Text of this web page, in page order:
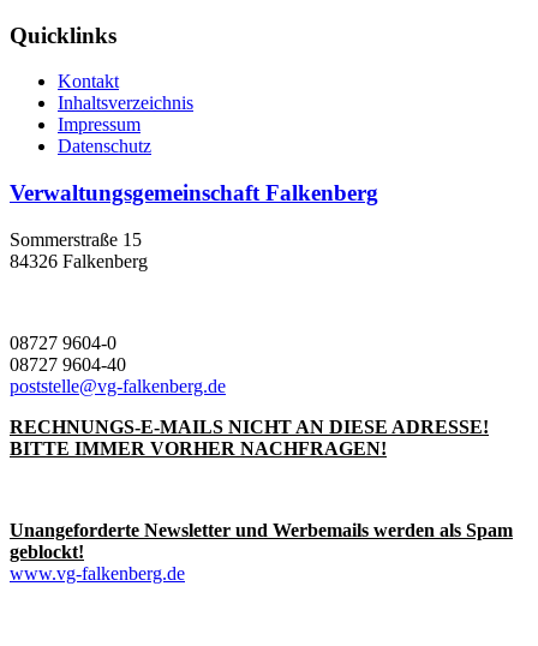
Quicklinks
Kontakt
Inhaltsverzeichnis
Impressum
Datenschutz
Verwaltungsgemeinschaft Falkenberg
Sommerstraße 15
84326 Falkenberg
08727 9604-0
08727 9604-40
poststelle@vg-falkenberg.de
RECHNUNGS-E-MAILS NICHT AN DIESE ADRESSE!
BITTE IMMER VORHER NACHFRAGEN!
Unangeforderte Newsletter und Werbemails werden als Spam
geblockt!
www.vg-falkenberg.de